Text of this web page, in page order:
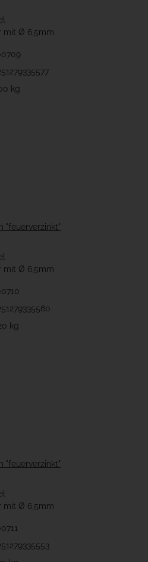
mit Ø 6,5mm
kg
"feuerverzinkt"
mit Ø 6,5mm
kg
"feuerverzinkt"
mit Ø 6,5mm